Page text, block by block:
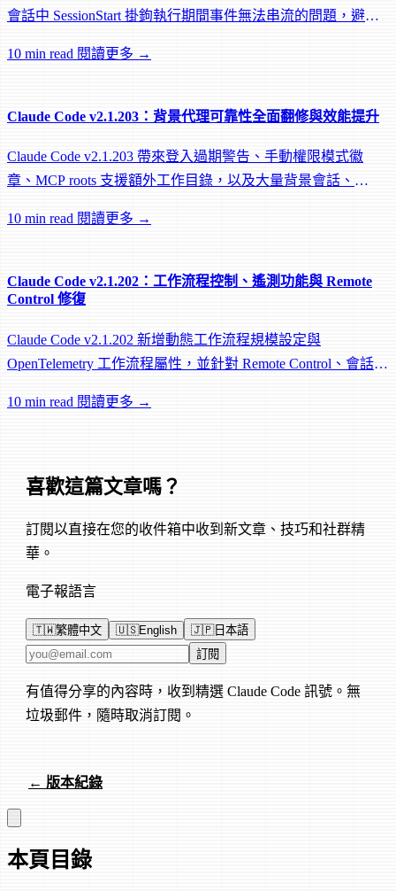
會話中 SessionStart 掛鉤執行期間事件無法串流的問題，避免
10 min read 閱讀更多 →
Claude Code v2.1.203：背景代理可靠性全面翻修與效能提升
Claude Code v2.1.203 帶來登入過期警告、手動權限模式徽
章、MCP roots 支援額外工作目錄，以及大量背景會話、
10 min read 閱讀更多 →
Claude Code v2.1.202：工作流程控制、遙測功能與 Remote
Control 修復
Claude Code v2.1.202 新增動態工作流程規模設定與
OpenTelemetry 工作流程屬性，並針對 Remote Control、會話管
10 min read 閱讀更多 →
喜歡這篇文章嗎？
訂閱以直接在您的收件箱中收到新文章、技巧和社群精
華。
電子報語言
🇹🇼繁體中文 🇺🇸English 🇯🇵日本語
電子郵件地址 訂閱
有值得分享的內容時，收到精選 Claude Code 訊號。無
垃圾郵件，隨時取消訂閱。
← 版本紀錄
本頁目錄